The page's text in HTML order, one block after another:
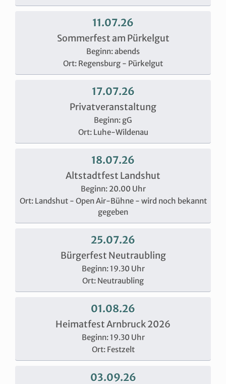
11.07.26
Sommerfest am Pürkelgut
Beginn: abends
Ort: Regensburg - Pürkelgut
17.07.26
Privatveranstaltung
Beginn: gG
Ort: Luhe-Wildenau
18.07.26
Altstadtfest Landshut
Beginn: 20.00 Uhr
Ort: Landshut - Open Air-Bühne - wird noch bekannt
gegeben
25.07.26
Bürgerfest Neutraubling
Beginn: 19.30 Uhr
Ort: Neutraubling
01.08.26
Heimatfest Arnbruck 2026
Beginn: 19.30 Uhr
Ort: Festzelt
03.09.26